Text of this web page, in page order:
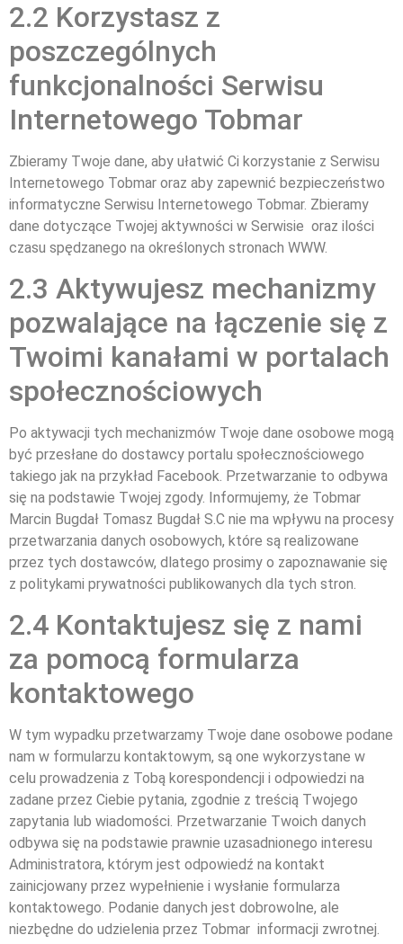
2.2 Korzystasz z
poszczególnych
funkcjonalności Serwisu
Internetowego Tobmar
Zbieramy Twoje dane, aby ułatwić Ci korzystanie z Serwisu
Internetowego Tobmar oraz aby zapewnić bezpieczeństwo
informatyczne Serwisu Internetowego Tobmar. Zbieramy
dane dotyczące Twojej aktywności w Serwisie oraz ilości
czasu spędzanego na określonych stronach WWW.
2.3 Aktywujesz mechanizmy
pozwalające na łączenie się z
Twoimi kanałami w portalach
społecznościowych
Po aktywacji tych mechanizmów Twoje dane osobowe mogą
być przesłane do dostawcy portalu społecznościowego
takiego jak na przykład Facebook. Przetwarzanie to odbywa
się na podstawie Twojej zgody. Informujemy, że Tobmar
Marcin Bugdał Tomasz Bugdał S.C nie ma wpływu na procesy
przetwarzania danych osobowych, które są realizowane
przez tych dostawców, dlatego prosimy o zapoznawanie się
z politykami prywatności publikowanych dla tych stron.
2.4 Kontaktujesz się z nami
za pomocą formularza
kontaktowego
W tym wypadku przetwarzamy Twoje dane osobowe podane
nam w formularzu kontaktowym, są one wykorzystane w
celu prowadzenia z Tobą korespondencji i odpowiedzi na
zadane przez Ciebie pytania, zgodnie z treścią Twojego
zapytania lub wiadomości. Przetwarzanie Twoich danych
odbywa się na podstawie prawnie uzasadnionego interesu
Administratora, którym jest odpowiedź na kontakt
zainicjowany przez wypełnienie i wysłanie formularza
kontaktowego. Podanie danych jest dobrowolne, ale
niezbędne do udzielenia przez Tobmar informacji zwrotnej.